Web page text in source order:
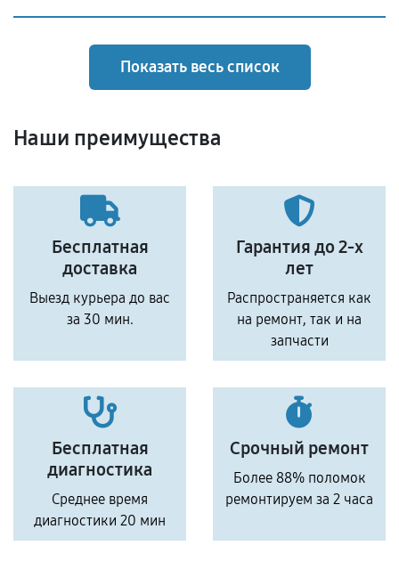
Показать весь список
Наши преимущества
Бесплатная
доставка
Выезд курьера до вас
за 30 мин.
Гарантия до 2-х
лет
Распространяется как
на ремонт, так и на
запчасти
Бесплатная
диагностика
Среднее время
диагностики 20 мин
Срочный ремонт
Более 88% поломок
ремонтируем за 2 часа